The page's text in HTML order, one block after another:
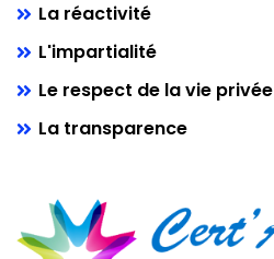
La réactivité
L'impartialité
Le respect de la vie privée
La transparence